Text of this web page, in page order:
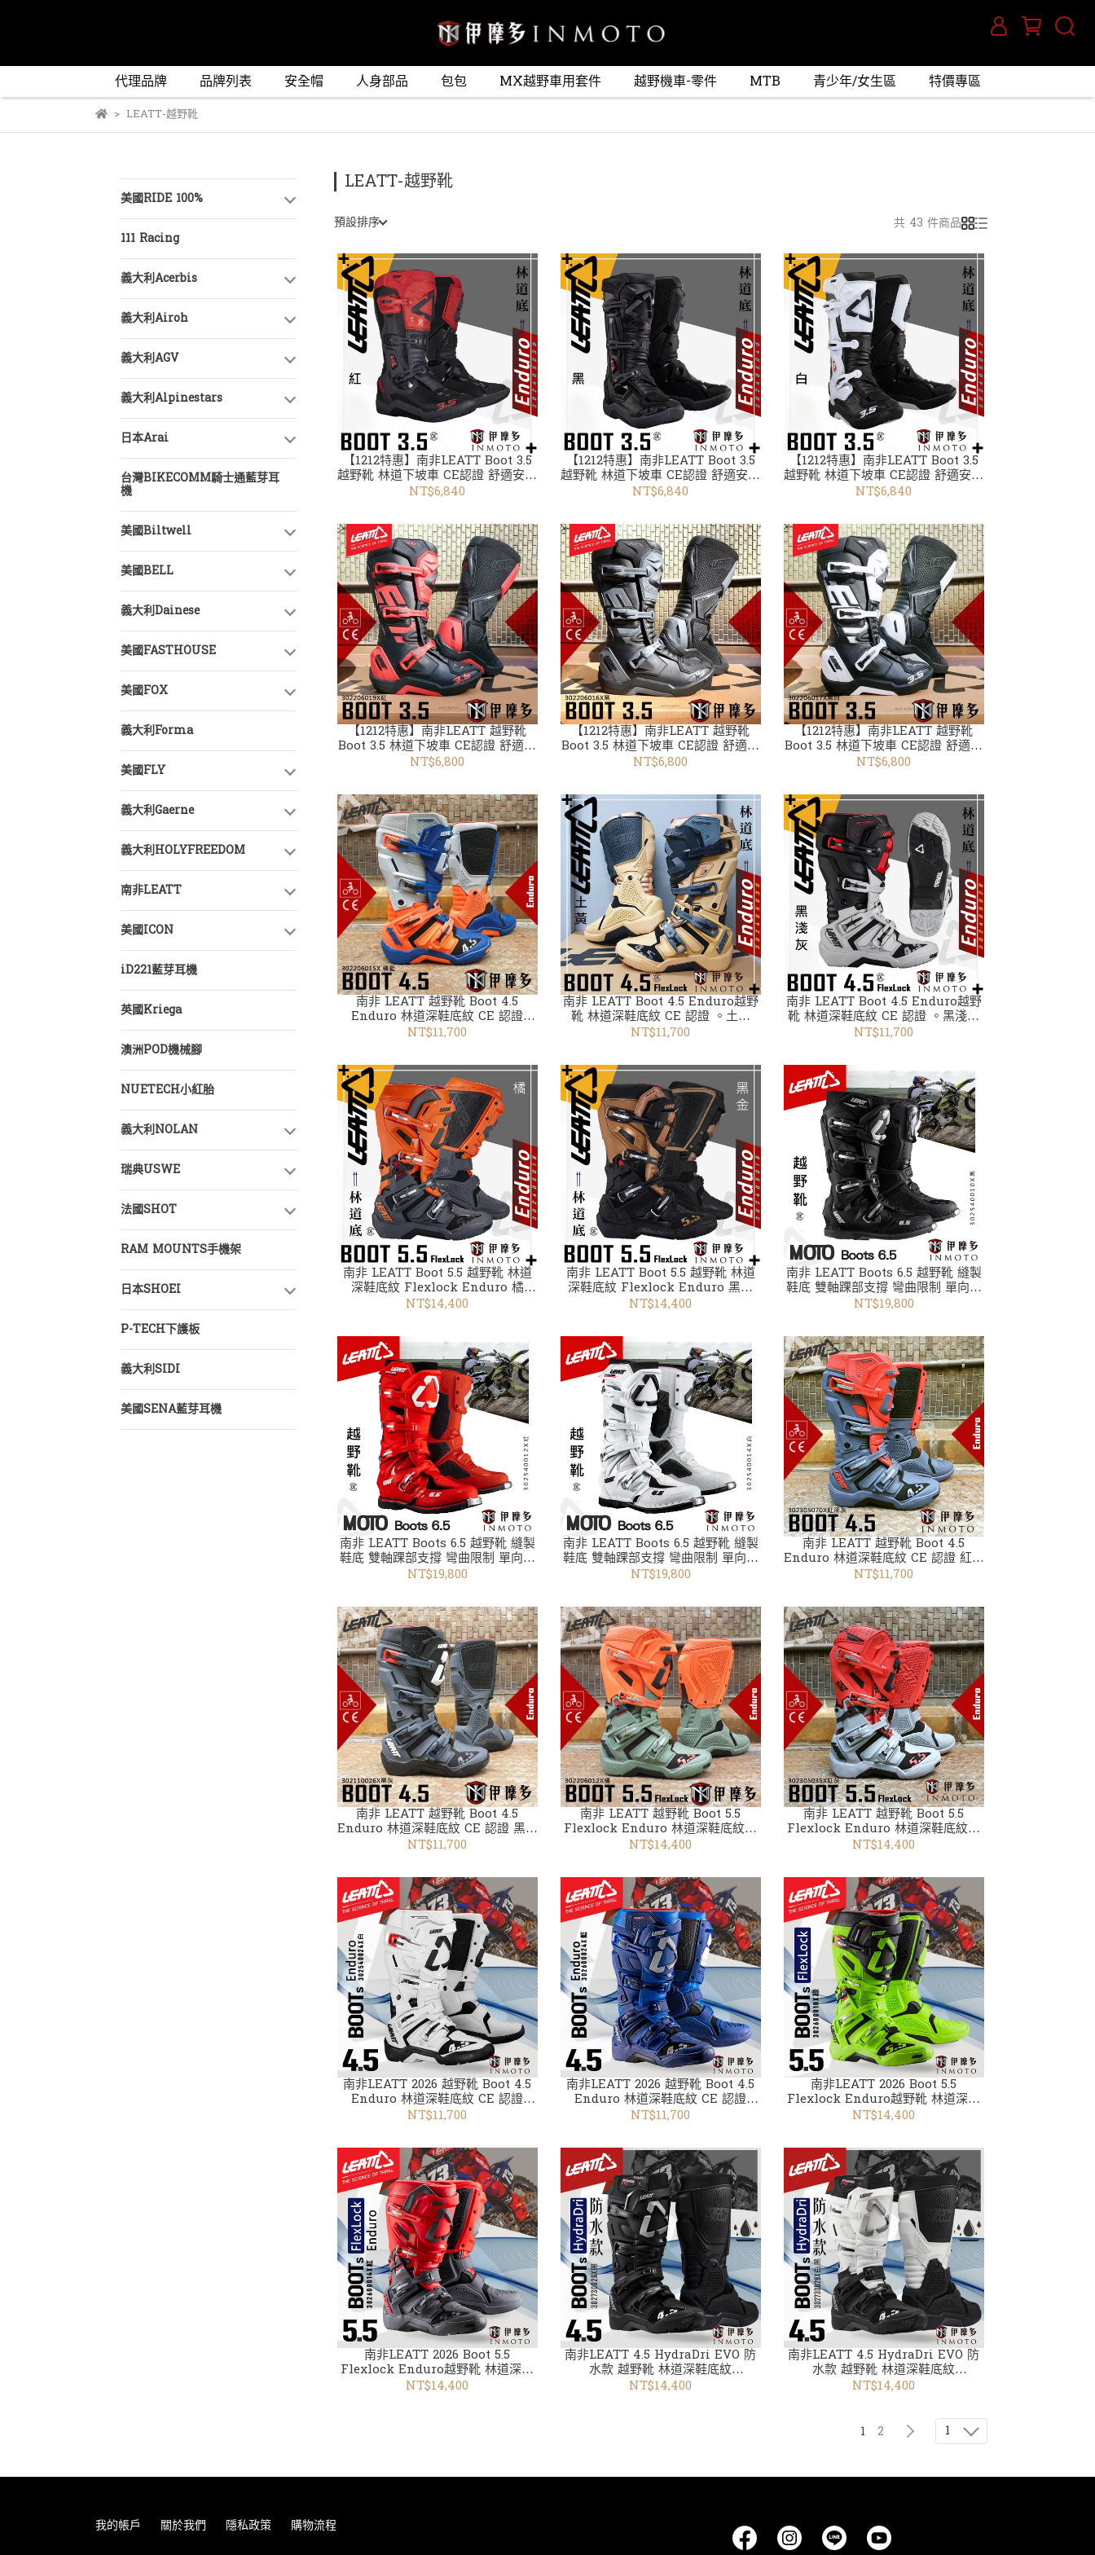
代理品牌 品牌列表 安全帽 人身部品 包包 MX越野車用套件 越野機車-零件 MTB 青少年/女生區 特價專區
LEATT-越野靴
美國RIDE 100%
111 Racing
義大利Acerbis
義大利Airoh
義大利AGV
義大利Alpinestars
日本Arai
台灣BIKECOMM騎士通藍芽耳
機
美國Biltwell
美國BELL
義大利Dainese
美國FASTHOUSE
美國FOX
義大利Forma
美國FLY
義大利Gaerne
義大利HOLYFREEDOM
南非LEATT
美國ICON
iD221藍芽耳機
英國Kriega
澳洲POD機械腳
NUETECH小紅胎
義大利NOLAN
瑞典USWE
法國SHOT
RAM MOUNTS手機架
日本SHOEI
P-TECH下護板
義大利SIDI
美國SENA藍芽耳機
LEATT-越野靴
預設排序 共 43 件商品
【1212特惠】南非LEATT Boot 3.5
越野靴 林道下坡車 CE認證 舒適安全
腳踝保護 302405038紅
NT$6,840
【1212特惠】南非LEATT Boot 3.5
越野靴 林道下坡車 CE認證 舒適安全
腳踝保護 302405040黑
NT$6,840
【1212特惠】南非LEATT Boot 3.5
越野靴 林道下坡車 CE認證 舒適安全
腳踝保護 302405042白
NT$6,840
【1212特惠】南非LEATT 越野靴
Boot 3.5 林道下坡車 CE認證 舒適安
全 腳踝保護 紅302206019X
NT$6,800
【1212特惠】南非LEATT 越野靴
Boot 3.5 林道下坡車 CE認證 舒適安
全 腳踝保護 黑302206016X
NT$6,800
【1212特惠】南非LEATT 越野靴
Boot 3.5 林道下坡車 CE認證 舒適安
全 腳踝保護 黑白302206017
NT$6,800
南非 LEATT 越野靴 Boot 4.5
Enduro 林道深鞋底紋 CE 認證
302206015X 橘藍
NT$11,700
南非 LEATT Boot 4.5 Enduro越野
靴 林道深鞋底紋 CE 認證 。土黃
302405030
NT$11,700
南非 LEATT Boot 4.5 Enduro越野
靴 林道深鞋底紋 CE 認證 。黑淺灰
302405028
NT$11,700
南非 LEATT Boot 5.5 越野靴 林道
深鞋底紋 Flexlock Enduro 橘
302405018
NT$14,400
南非 LEATT Boot 5.5 越野靴 林道
深鞋底紋 Flexlock Enduro 黑金
302405016
NT$14,400
南非 LEATT Boots 6.5 越野靴 縫製
鞋底 雙軸踝部支撐 彎曲限制 單向鎖
扣 鐵頭 302540010X黑
NT$19,800
南非 LEATT Boots 6.5 越野靴 縫製
鞋底 雙軸踝部支撐 彎曲限制 單向鎖
扣 鐵頭 302540012X紅
NT$19,800
南非 LEATT Boots 6.5 越野靴 縫製
鞋底 雙軸踝部支撐 彎曲限制 單向鎖
扣 鐵頭 302540014X白
NT$19,800
南非 LEATT 越野靴 Boot 4.5
Enduro 林道深鞋底紋 CE 認證 紅深
灰302305070X
NT$11,700
南非 LEATT 越野靴 Boot 4.5
Enduro 林道深鞋底紋 CE 認證 黑灰
302110026X
NT$11,700
南非 LEATT 越野靴 Boot 5.5
Flexlock Enduro 林道深鞋底紋。
橘302206012X
NT$14,400
南非 LEATT 越野靴 Boot 5.5
Flexlock Enduro 林道深鞋底紋。
紅灰302305035X
NT$14,400
南非LEATT 2026 越野靴 Boot 4.5
Enduro 林道深鞋底紋 CE 認證
302540024X白
NT$11,700
南非LEATT 2026 越野靴 Boot 4.5
Enduro 林道深鞋底紋 CE 認證
302600024X藍
NT$11,700
南非LEATT 2026 Boot 5.5
Flexlock Enduro越野靴 林道深鞋
底紋302600010X綠
NT$14,400
南非LEATT 2026 Boot 5.5
Flexlock Enduro越野靴 林道深鞋
底紋302600014X紅
NT$14,400
南非LEATT 4.5 HydraDri EVO 防
水款 越野靴 林道深鞋底紋
302730026X黑
NT$14,400
南非LEATT 4.5 HydraDri EVO 防
水款 越野靴 林道深鞋底紋
302730028X白黑
NT$14,400
1 2 1
我的帳戶 關於我們 隱私政策
購物流程